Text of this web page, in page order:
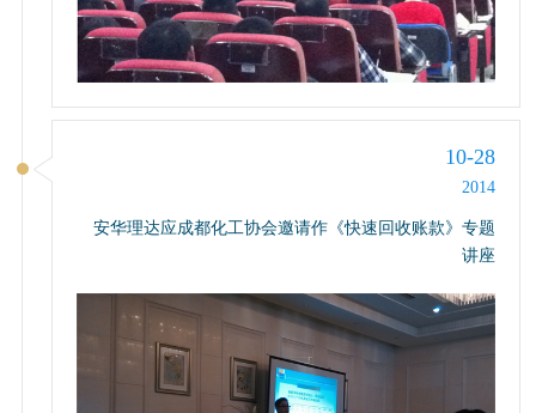
10-28
2014
安华理达应成都化工协会邀请作《快速回收账款》专题
讲座